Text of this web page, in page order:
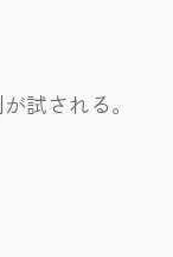
試される。